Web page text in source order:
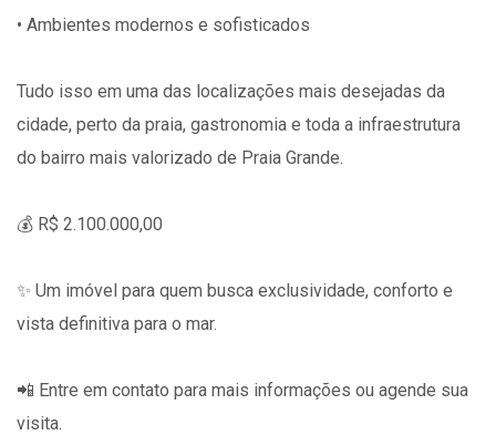
• Ambientes modernos e sofisticados
Tudo isso em uma das localizações mais desejadas da
cidade, perto da praia, gastronomia e toda a infraestrutura
do bairro mais valorizado de Praia Grande.
💰 R$ 2.100.000,00
✨ Um imóvel para quem busca exclusividade, conforto e
vista definitiva para o mar.
📲 Entre em contato para mais informações ou agende sua
visita.